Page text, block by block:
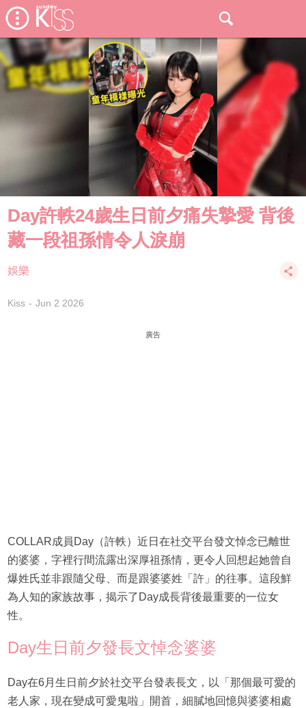
Day許軼24歲生日前夕痛失摯愛 背後
藏一段祖孫情令人淚崩
娛樂
Kiss Jun 2 2026
廣告
COLLAR成員Day（許軼）近日在社交平台發文悼念已離世
的婆婆，字裡行間流露出深厚祖孫情，更令人回想起她曾自
爆姓氏並非跟隨父母、而是跟婆婆姓「許」的往事。這段鮮
為人知的家族故事，揭示了Day成長背後最重要的一位女
性。
Day生日前夕發長文悼念婆婆
Day在6月生日前夕於社交平台發表長文，以「那個最可愛的
老人家，現在變成可愛鬼啦」開首，細膩地回憶與婆婆相處